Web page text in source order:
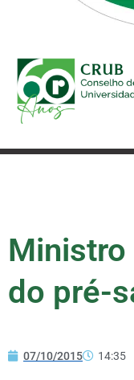
Ministro
do pré-
07/10/2015 14:35